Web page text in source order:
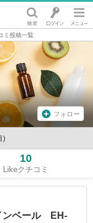
ミ投稿一覧
フォロー
)
10
Likeクチコミ
ンベール EH-